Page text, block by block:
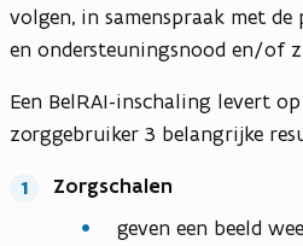
volgen, in samenspraak met de
en ondersteuningsnood en/of
Een BelRAI-inschaling levert
zorggebruiker 3 belangrijke
Zorgschalen
geven een beeld